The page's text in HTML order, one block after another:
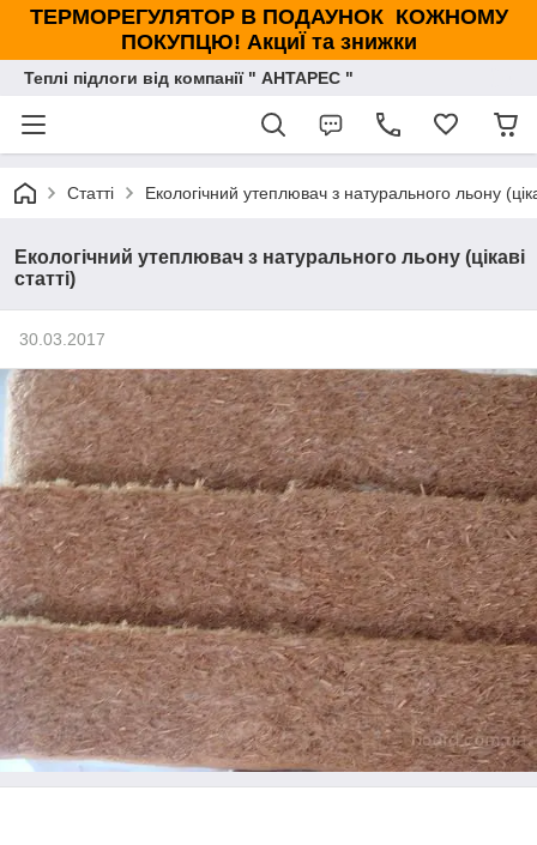
ТЕРМОРЕГУЛЯТОР В ПОДАУНОК КОЖНОМУ
ПОКУПЦЮ! АкциЇ та знижки
Теплі підлоги від компанії " АНТАРЕС "
Статті Екологічний утеплювач з натурального льону
Екологічний утеплювач з натурального льону (цікаві
статті)
30.03.2017